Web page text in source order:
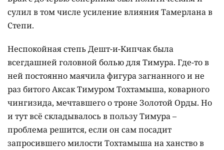
сулил в том числе усиление влияния Тамерлана в
Степи.
Неспокойная степь Дешт-и-Кипчак была
всегдашней головной болью для Тимура. Где-то в
ней постоянно маячила фигура загнанного и не
раз битого Аксак Тимуром Тохтамыша, коварного
чингизида, мечтавшего о троне Золотой Орды. Но
и тут всё складывалось в пользу Тимура –
проблема решится, если он сам посадит
запросившего милости Тохтамыша на ханство в